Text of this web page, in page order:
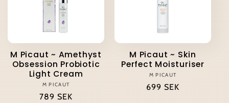
M Picaut ~ Amethyst
Obsession Probiotic
Light Cream
Säljare:
M PICAUT
Ordinarie
789 SEK
M Picaut ~ Skin
Perfect Moisturiser
Säljare:
M PICAUT
Ordinarie
699 SEK